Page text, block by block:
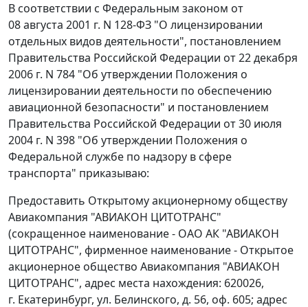
В соответствии с Федеральным законом от
08 августа 2001 г. N 128-ФЗ "О лицензировании
отдельных видов деятельности", постановлением
Правительства Российской Федерации от 22 декабря
2006 г. N 784 "Об утверждении Положения о
лицензировании деятельности по обеспечению
авиационной безопасности" и постановлением
Правительства Российской Федерации от 30 июля
2004 г. N 398 "Об утверждении Положения о
Федеральной службе по надзору в сфере
транспорта" приказываю:
Предоставить Открытому акционерному обществу
Авиакомпания "АВИАКОН ЦИТОТРАНС"
(сокращенное наименование - ОАО АК "АВИАКОН
ЦИТОТРАНС", фирменное наименование - Открытое
акционерное общество Авиакомпания "АВИАКОН
ЦИТОТРАНС", адрес места нахождения: 620026,
г. Екатеринбург, ул. Белинского, д. 56, оф. 605; адрес